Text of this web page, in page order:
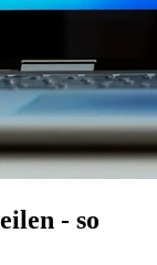
- so